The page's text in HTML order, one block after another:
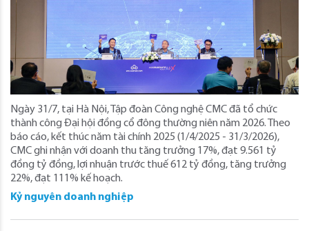
Ngày 31/7, tại Hà Nội, Tập đoàn Công nghệ CMC đã tổ chức
thành công Đại hội đồng cổ đông thường niên năm 2026. Theo
báo cáo, kết thúc năm tài chính 2025 (1/4/2025 - 31/3/2026),
CMC ghi nhận với doanh thu tăng trưởng 17%, đạt 9.561 tỷ
đồng tỷ đồng, lợi nhuận trước thuế 612 tỷ đồng, tăng trưởng
22%, đạt 111% kế hoạch.
Kỷ nguyên doanh nghiệp